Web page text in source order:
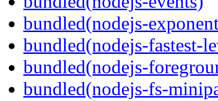
bundled(nodejs-
bundled(nodejs-fastest-
bundled(nodejs-
bundled(nodejs-fs-